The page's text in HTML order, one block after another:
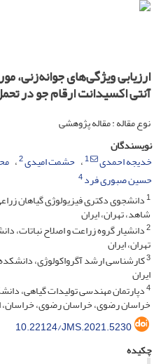
ارزیابی ویژگی‌های جوانه‌زنی،
آنتی اکسیدانت ارقام جو در
نوع مقاله : مقاله پژوهشی
نویسندگان
خدیجه احمدی
1 حشمت امیدی2
حسین صبوری فرد4
1دانشجوی دکتری فیزیولوژی گیاهان
شاهد، تهران، ایران
2دانشیار گروه زراعت و اصلاح نباتات،
تهران، ایران
3کارشناسی ارشد آگرواکولوژی،
ایران
4دپارتمان مهندسی تولیدات گیاهی،
خراسان رضوی، خراسان رضوی، خراسان،
10.22124/JMS.2021.5230
چکیده